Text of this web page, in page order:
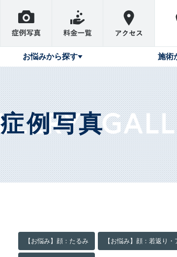
お悩みから探す 施術
症例写真
【お悩み】顔：たるみ 【お悩み】顔：若返り